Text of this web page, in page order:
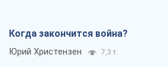
Когда закончится война?
Юрий Христензен 7,3 т.